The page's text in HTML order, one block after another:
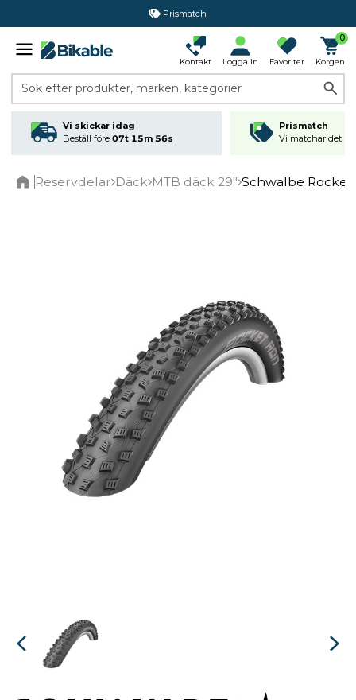
Prismatch
Kontakt Logga in Favoriter
0
Korgen
Sök efter produkter, märken, kategorier
Vi skickar idag
Beställ före 07t 15m 55s
Prismatch
Vi matchar det
Reservdelar Däck MTB däck 29" Schwalbe Rocket